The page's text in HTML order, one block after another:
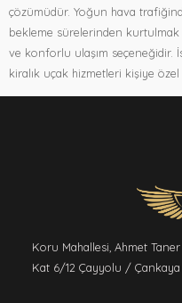
çözümüdür. Yoğun hava
bekleme sürelerinden kurtulmak
ve konforlu ulaşım seçeneğidir.
kiralık uçak hizmetleri kişiye
Koru Mahallesi, Ahmet Taner
Kat 6/12 Çayyolu / Çankaya